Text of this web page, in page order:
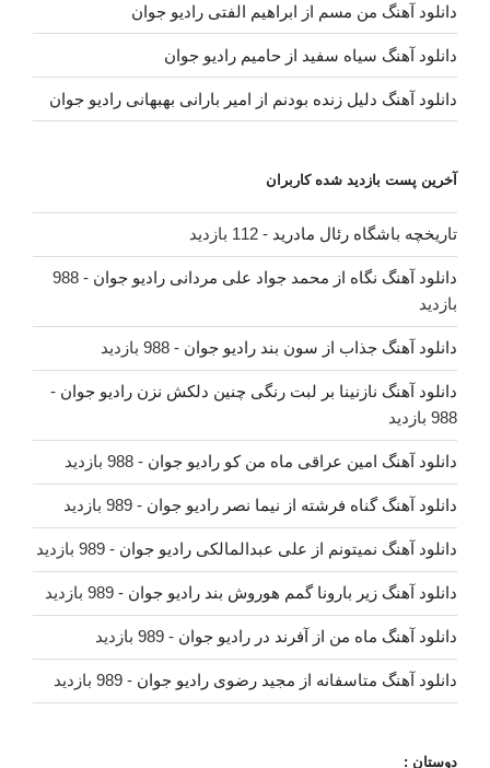
دانلود آهنگ من مسم از ابراهیم الفتی رادیو جوان
دانلود آهنگ سیاه سفید از حامیم رادیو جوان
دانلود آهنگ دلیل زنده بودنم از امیر بارانی بهبهانی رادیو جوان
آخرین پست بازدید شده کاربران
تاریخچه باشگاه رئال مادرید - 112 بازدید
دانلود آهنگ نگاه از محمد جواد علی مردانی رادیو جوان
- 988
بازدید
دانلود آهنگ جذاب از سون بند رادیو جوان - 988 بازدید
دانلود آهنگ نازنینا بر لبت رنگی چنین دلکش نزن رادیو جوان -
988 بازدید
دانلود آهنگ امین عراقی ماه من کو رادیو جوان - 988 بازدید
دانلود آهنگ گناه فرشته از نیما نصر رادیو جوان - 989 بازدید
دانلود آهنگ نمیتونم از علی عبدالمالکی رادیو جوان - 989 بازدید
دانلود آهنگ زیر بارونا گمم هوروش بند رادیو جوان - 989 بازدید
دانلود آهنگ ماه من از آفرند در رادیو جوان - 989 بازدید
دانلود آهنگ متاسفانه از مجید رضوی رادیو جوان - 989 بازدید
دوستان :